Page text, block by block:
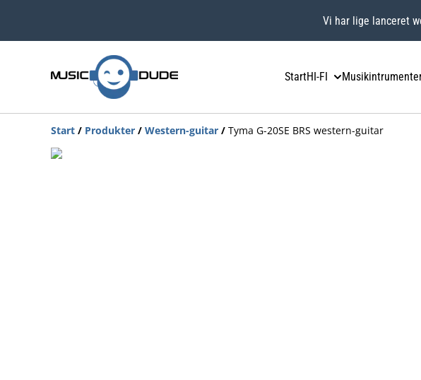
Vi har lige lanceret
StartHI-FI
Start / Produkter / Western-guitar / Tyma G-20SE BRS western-guitar